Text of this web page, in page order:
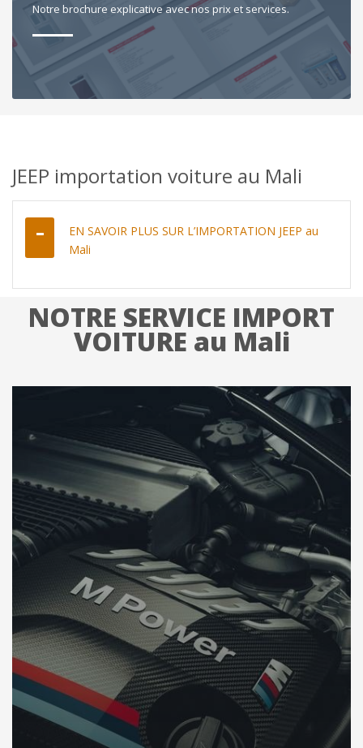
Notre brochure explicative avec nos prix et services.
JEEP importation voiture au Mali
EN SAVOIR PLUS SUR L’IMPORTATION JEEP au
Mali
NOTRE SERVICE IMPORT
VOITURE au Mali